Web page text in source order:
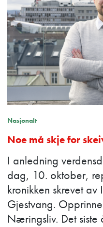
Nasjonalt
Noe må skje for
I anledning
dag, 10. oktober,
kronikken skrevet
Gjestvang.
Næringsliv. Det siste